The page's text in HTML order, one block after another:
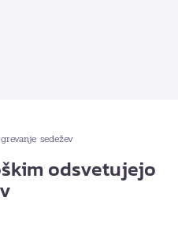
sedežev
odsvetujejo